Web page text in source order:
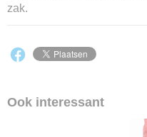
zak.
Ook interessant